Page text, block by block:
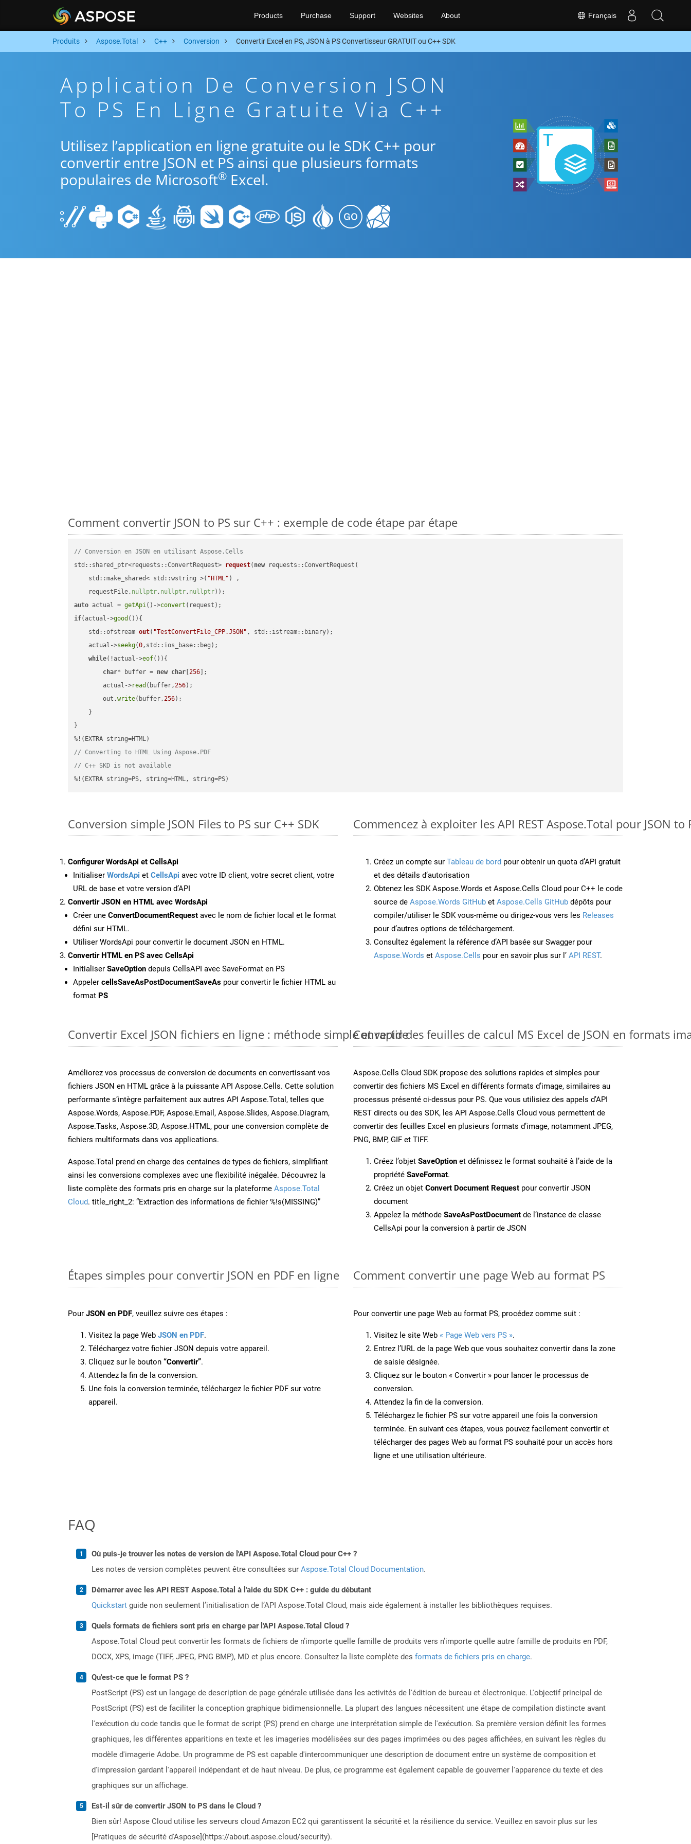
Français
Products Purchase Support Websites About
Produits Aspose.Total C++ Conversion Convertir Excel en PS, JSON à PS Convertisseur GRATUIT ou C++ SDK
Application De Conversion JSON
To PS En Ligne Gratuite Via C++
Utilisez l’application en ligne gratuite ou le SDK C++ pour
convertir entre JSON et PS ainsi que plusieurs formats
populaires de Microsoft® Excel.
Comment convertir JSON to PS sur C++ : exemple de code étape par étape
// Conversion en JSON en utilisant Aspose.Cells
std::shared_ptr<requests::ConvertRequest> request( new requests::ConvertRequest(
    std::make_shared< std::wstring >(
"HTML" ) ,
    requestFile,
nullptr, nullptr, nullptr))
auto actual = getApi()->convert
if(actual->good ()){
std::ofstream out( "TestConvertFile_CPP.JSON" , std::istream::binary) ;
    actual->
seekg(0,std::ios_base::beg);
while(!actual->eof()){
char* buffer = new char [256 ];
        actual->
read (buffer,256);
        out.
write(buffer,256);
    }
}
// Converting to HTML Using Aspose.PDF
// C++ SKD is not available
%!(EXTRA string=PS, string=HTML, string=PS)
Conversion simple JSON Files to PS sur C++ SDK
Configurer WordsApi et CellsApi
Initialiser WordsApi et CellsApi avec votre ID client, votre secret client, votre
URL de base et votre version d’API
Convertir JSON en HTML avec WordsApi
Créer une ConvertDocumentRequest avec le nom de fichier local et le format
défini sur HTML.
Utiliser WordsApi pour convertir le document JSON en HTML.
Convertir HTML en PS avec CellsApi
Initialiser SaveOption depuis CellsAPI avec SaveFormat en PS
Appeler cellsSaveAsPostDocumentSaveAs pour convertir le fichier HTML au
format PS
Commencez à exploiter les API REST Aspose.Total pour JSON to
Créez un compte sur Tableau de bord pour obtenir un quota d’API gratuit
et des détails d’autorisation
Obtenez les SDK Aspose.Words et Aspose.Cells Cloud pour C++ le code
source de Aspose.Words GitHub et Aspose.Cells GitHub dépôts pour
compiler/utiliser le SDK vous-même ou dirigez-vous vers les Releases
pour d’autres options de téléchargement.
Consultez également la référence d’API basée sur Swagger pour
Aspose.Words et Aspose.Cells pour en savoir plus sur l’ API REST.
Convertir Excel JSON fichiers en ligne : méthode simple et rapide
Améliorez vos processus de conversion de documents en convertissant vos
fichiers JSON en HTML grâce à la puissante API Aspose.Cells. Cette solution
performante s’intègre parfaitement aux autres API Aspose.Total, telles que
Aspose.Words, Aspose.PDF, Aspose.Email, Aspose.Slides, Aspose.Diagram,
Aspose.Tasks, Aspose.3D, Aspose.HTML, pour une conversion complète de
fichiers multiformats dans vos applications.
Aspose.Total prend en charge des centaines de types de fichiers, simplifiant
ainsi les conversions complexes avec une flexibilité inégalée. Découvrez la
liste complète des formats pris en charge sur la plateforme Aspose.Total
Cloud. title_right_2: “Extraction des informations de fichier %!s(MISSING)”
Convertir des feuilles de calcul MS Excel de JSON en formats
Aspose.Cells Cloud SDK propose des solutions rapides et simples pour
convertir des fichiers MS Excel en différents formats d’image, similaires au
processus présenté ci-dessus pour PS. Que vous utilisiez des appels d’API
REST directs ou des SDK, les API Aspose.Cells Cloud vous permettent de
convertir des feuilles Excel en plusieurs formats d’image, notamment JPEG,
PNG, BMP, GIF et TIFF.
Créez l’objet SaveOption et définissez le format souhaité à l’aide de la
propriété SaveFormat.
Créez un objet Convert Document Request pour convertir JSON
document
Appelez la méthode SaveAsPostDocument de l’instance de classe
CellsApi pour la conversion à partir de JSON
Étapes simples pour convertir JSON en PDF en ligne
Pour JSON en PDF, veuillez suivre ces étapes :
Visitez la page Web JSON en PDF.
Téléchargez votre fichier JSON depuis votre appareil.
Cliquez sur le bouton “Convertir”.
Attendez la fin de la conversion.
Une fois la conversion terminée, téléchargez le fichier PDF sur votre
appareil.
Comment convertir une page Web au format PS
Pour convertir une page Web au format PS, procédez comme suit :
Visitez le site Web « Page Web vers PS ».
Entrez l’URL de la page Web que vous souhaitez convertir dans la zone
de saisie désignée.
Cliquez sur le bouton « Convertir » pour lancer le processus de
conversion.
Attendez la fin de la conversion.
Téléchargez le fichier PS sur votre appareil une fois la conversion
terminée. En suivant ces étapes, vous pouvez facilement convertir et
télécharger des pages Web au format PS souhaité pour un accès hors
ligne et une utilisation ultérieure.
FAQ
Où puis-je trouver les notes de version de l'API Aspose.Total Cloud pour C++ ?
Les notes de version complètes peuvent être consultées sur Aspose.Total Cloud Documentation.
Démarrer avec les API REST Aspose.Total à l'aide du SDK C++ : guide du débutant
Quickstart guide non seulement l’initialisation de l’API Aspose.Total Cloud, mais aide également à installer les bibliothèques requises.
Quels formats de fichiers sont pris en charge par l'API Aspose.Total Cloud ?
Aspose.Total Cloud peut convertir les formats de fichiers de n’importe quelle famille de produits vers n’importe quelle autre famille de produits en PDF,
DOCX, XPS, image (TIFF, JPEG, PNG BMP), MD et plus encore. Consultez la liste complète des formats de fichiers pris en charge.
Qu'est-ce que le format PS ?
PostScript (PS) est un langage de description de page générale utilisée dans les activités de l'édition de bureau et électronique. L'objectif principal de
PostScript (PS) est de faciliter la conception graphique bidimensionnelle. La plupart des langues nécessitent une étape de compilation distincte avant
l'exécution du code tandis que le format de script (PS) prend en charge une interprétation simple de l'exécution. Sa première version définit les formes
graphiques, les différentes apparitions en texte et les imageries modélisées sur des pages imprimées ou des pages affichées, en suivant les règles du
modèle d'imagerie Adobe. Un programme de PS est capable d'intercommuniquer une description de document entre un système de composition et
d'impression gardant l'appareil indépendant et de haut niveau. De plus, ce programme est également capable de gouverner l'apparence du texte et des
graphiques sur un affichage.
Est-il sûr de convertir JSON to PS dans le Cloud ?
Bien sûr! Aspose Cloud utilise les serveurs cloud Amazon EC2 qui garantissent la sécurité et la résilience du service. Veuillez en savoir plus sur les
[Pratiques de sécurité d'Aspose](https://about.aspose.cloud/security).